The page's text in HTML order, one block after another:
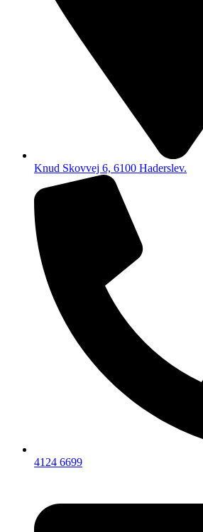
Knud Skovvej 6, 6100 Haderslev.
4124 6699